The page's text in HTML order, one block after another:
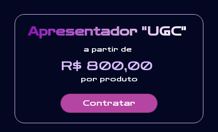
Apresentador "UGC"
a partir de
R$ 800,00
por produto
Contratar